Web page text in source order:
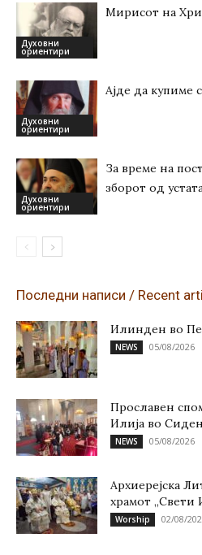
Духовни
ориентири
Мирисот на
Духовни
ориентири
Ајде да купиме
Духовни
ориентири
За време на
зборот од
Последни написи / Recent
Илинден во
NEWS 05/08/2026
Прославен
Илија во
NEWS 05/08/2026
Архиерејска
храмот „Свети
Worship 02/08/